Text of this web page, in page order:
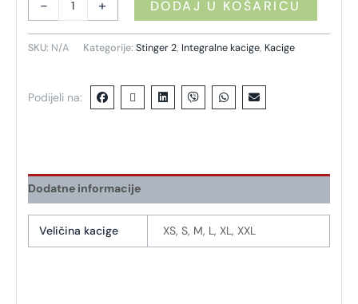
- + DODAJ U KOŠARICU
SKU: N/A Kategorije: Stinger 2, Integralne kacige, Kacige
Podijeli na:
Dodatne informacije
Veličina kacige XS, S, M, L, XL, XXL